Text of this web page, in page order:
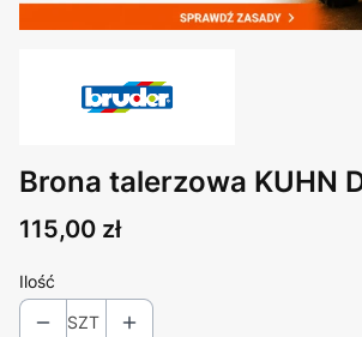
Brona talerzowa KUHN
Cena
115,00 zł
Ilość
SZT